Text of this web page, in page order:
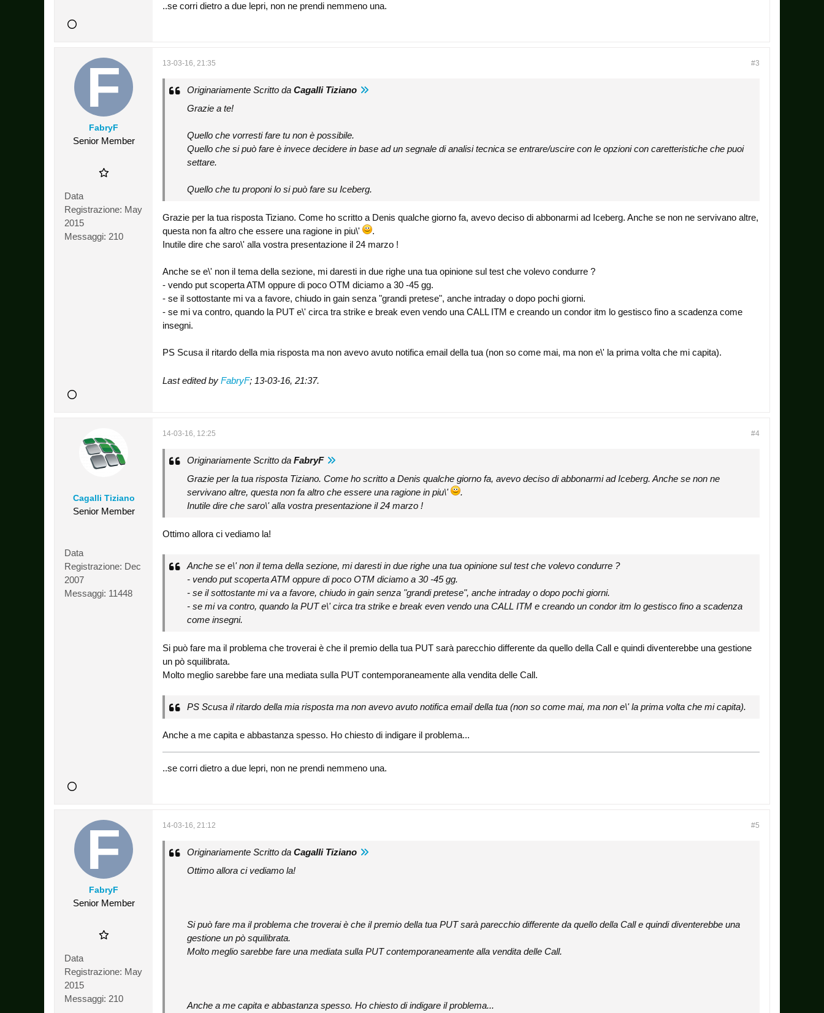
..se corri dietro a due lepri, non ne prendi nemmeno una.
FabryF
Senior Member
Data
Registrazione: May
2015
Messaggi: 210
#3
13-03-16, 21:35
Originariamente Scritto da Cagalli Tiziano
Grazie a te!
Quello che vorresti fare tu non è possibile.
Quello che si può fare è invece decidere in base ad un segnale di analisi tecnica se entrare/uscire con le opzioni con caretteristiche che puoi
settare.
Quello che tu proponi lo si può fare su Iceberg.
Grazie per la tua risposta Tiziano. Come ho scritto a Denis qualche giorno fa, avevo deciso di abbonarmi ad Iceberg. Anche se non ne servivano altre,
questa non fa altro che essere una ragione in piu\'
.
Inutile dire che saro\' alla vostra presentazione il 24 marzo !
Anche se e\' non il tema della sezione, mi daresti in due righe una tua opinione sul test che volevo condurre ?
- vendo put scoperta ATM oppure di poco OTM diciamo a 30 -45 gg.
- se il sottostante mi va a favore, chiudo in gain senza "grandi pretese", anche intraday o dopo pochi giorni.
- se mi va contro, quando la PUT e\' circa tra strike e break even vendo una CALL ITM e creando un condor itm lo gestisco fino a scadenza come
insegni.
PS Scusa il ritardo della mia risposta ma non avevo avuto notifica email della tua (non so come mai, ma non e\' la prima volta che mi capita).
Last edited by FabryF; 13-03-16, 21:37.
Cagalli Tiziano
Senior Member
Data
Registrazione: Dec
2007
Messaggi: 11448
#4
14-03-16, 12:25
Originariamente Scritto da FabryF
Grazie per la tua risposta Tiziano. Come ho scritto a Denis qualche giorno fa, avevo deciso di abbonarmi ad Iceberg. Anche se non ne
servivano altre, questa non fa altro che essere una ragione in piu\'
.
Inutile dire che saro\' alla vostra presentazione il 24 marzo !
Ottimo allora ci vediamo la!
Anche se e\' non il tema della sezione, mi daresti in due righe una tua opinione sul test che volevo condurre ?
- vendo put scoperta ATM oppure di poco OTM diciamo a 30 -45 gg.
- se il sottostante mi va a favore, chiudo in gain senza "grandi pretese", anche intraday o dopo pochi giorni.
- se mi va contro, quando la PUT e\' circa tra strike e break even vendo una CALL ITM e creando un condor itm lo gestisco fino a scadenza
come insegni.
Si può fare ma il problema che troverai è che il premio della tua PUT sarà parecchio differente da quello della Call e quindi diventerebbe una gestione
un pò squilibrata.
Molto meglio sarebbe fare una mediata sulla PUT contemporaneamente alla vendita delle Call.
PS Scusa il ritardo della mia risposta ma non avevo avuto notifica email della tua (non so come mai, ma non e\' la prima volta che mi capita).
Anche a me capita e abbastanza spesso. Ho chiesto di indigare il problema...
..se corri dietro a due lepri, non ne prendi nemmeno una.
FabryF
Senior Member
Data
Registrazione: May
2015
Messaggi: 210
#5
14-03-16, 21:12
Originariamente Scritto da Cagalli Tiziano
Ottimo allora ci vediamo la!
Si può fare ma il problema che troverai è che il premio della tua PUT sarà parecchio differente da quello della Call e quindi diventerebbe una
gestione un pò squilibrata.
Molto meglio sarebbe fare una mediata sulla PUT contemporaneamente alla vendita delle Call.
Anche a me capita e abbastanza spesso. Ho chiesto di indigare il problema...